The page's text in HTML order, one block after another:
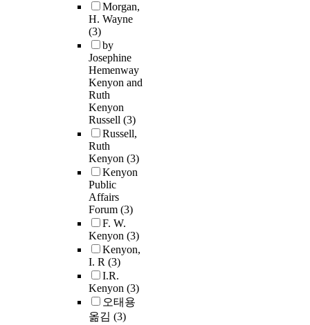
Morgan,
H. Wayne
(3)
by
Josephine
Hemenway
Kenyon and
Ruth
Kenyon
Russell (3)
Russell,
Ruth
Kenyon (3)
Kenyon
Public
Affairs
Forum (3)
F. W.
Kenyon (3)
Kenyon,
I. R (3)
I.R.
Kenyon (3)
오태용
옮김 (3)